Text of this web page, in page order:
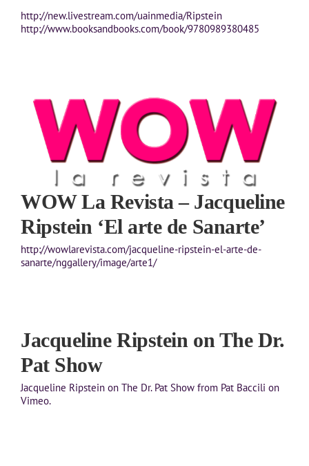
http://new.livestream.com/uainmedia/Ripstein
http://www.booksandbooks.com/book/9780989380485
WOW La Revista – Jacqueline
Ripstein ‘El arte de Sanarte’
http://wowlarevista.com/jacqueline-ripstein-el-arte-de-
sanarte/nggallery/image/arte1/
Jacqueline Ripstein on The Dr.
Pat Show
Jacqueline Ripstein on The Dr. Pat Show from Pat Baccili on
Vimeo.